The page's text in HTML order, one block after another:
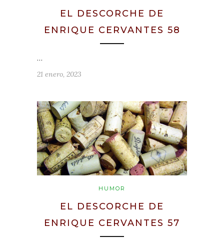
EL DESCORCHE DE
ENRIQUE CERVANTES 58
…
21 enero, 2023
HUMOR
EL DESCORCHE DE
ENRIQUE CERVANTES 57